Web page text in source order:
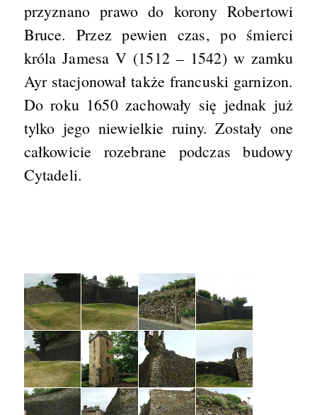
przyznano prawo do korony Robertowi
Bruce. Przez pewien czas, po śmierci
króla Jamesa V (1512 – 1542) w zamku
Ayr stacjonował także francuski garnizon.
Do roku 1650 zachowały się jednak już
tylko jego niewielkie ruiny. Zostały one
całkowicie rozebrane podczas budowy
Cytadeli.